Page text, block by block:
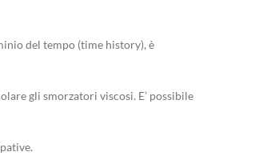
del tempo (time history), è
gli smorzatori viscosi. E’ possibile